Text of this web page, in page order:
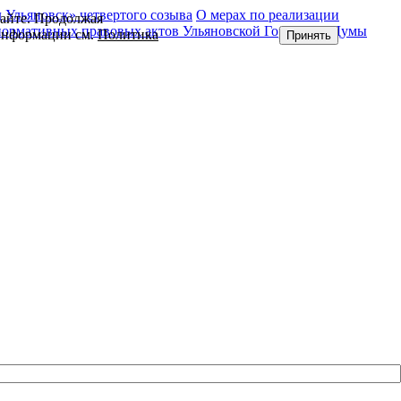
четвертого созыва О мерах по реализации
правовых актов Ульяновской Городской Думы
Продолжая
см.Политика
Принять